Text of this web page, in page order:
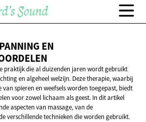
EN
praktijk die al duizenden jaren wordt gebruikt
en algeheel welzijn. Deze therapie, waarbij
spieren en weefsels worden toegepast, biedt
voor zowel lichaam als geest. In dit artikel
aspecten van massage, van de
verschillende technieken die worden gebruikt.